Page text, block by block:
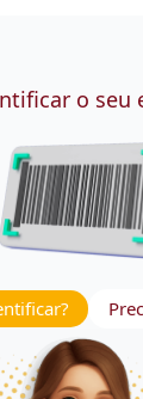
o seu